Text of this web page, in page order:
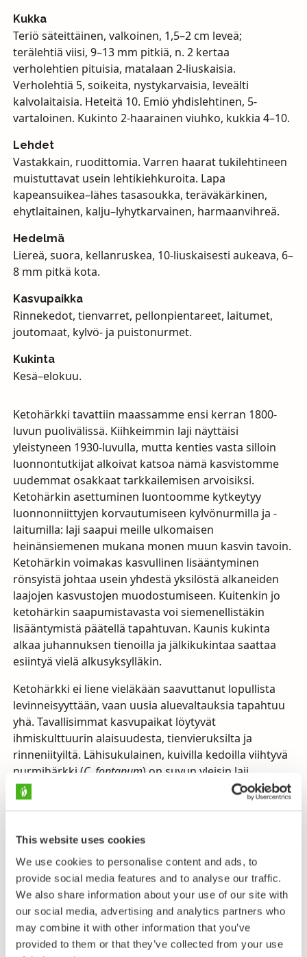
This website uses cookies
We use cookies to personalise content and ads, to
provide social media features and to analyse our traffic.
We also share information about your use of our site with
our social media, advertising and analytics partners who
may combine it with other information that you’ve
provided to them or that they’ve collected from your use
Kukka
Teriö säteittäinen, valkoinen, 1,5–2 cm leveä;
terälehtiä viisi, 9–13 mm pitkiä, n. 2 kertaa
verholehtien pituisia, matalaan 2-liuskaisia.
Verholehtiä 5, soikeita, nystykarvaisia, leveälti
kalvolaitaisia. Heteitä 10. Emiö yhdislehtinen, 5-
vartaloinen. Kukinto 2-haarainen viuhko, kukkia 4–10.
Lehdet
Vastakkain, ruodittomia. Varren haarat tukilehtineen
muistuttavat usein lehtikiehkuroita. Lapa
kapeansuikea–lähes tasasoukka, teräväkärkinen,
ehytlaitainen, kalju–lyhytkarvainen, harmaanvihreä.
Hedelmä
Liereä, suora, kellanruskea, 10-liuskaisesti aukeava, 6–
8 mm pitkä kota.
Kasvupaikka
Rinnekedot, tienvarret, pellonpientareet, laitumet,
joutomaat, kylvö- ja puistonurmet.
Kukinta
Kesä–elokuu.
Ketohärkki tavattiin maassamme ensi kerran 1800-
luvun puolivälissä. Kiihkeimmin laji näyttäisi
yleistyneen 1930-luvulla, mutta kenties vasta silloin
luonnontutkijat alkoivat katsoa nämä kasvistomme
uudemmat osakkaat tarkkailemisen arvoisiksi.
Ketohärkin asettuminen luontoomme kytkeytyy
luonnonniittyjen korvautumiseen kylvönurmilla ja -
laitumilla: laji saapui meille ulkomaisen
heinänsiemenen mukana monen muun kasvin tavoin.
Ketohärkin voimakas kasvullinen lisääntyminen
rönsyistä johtaa usein yhdestä yksilöstä alkaneiden
laajojen kasvustojen muodostumiseen. Kuitenkin jo
ketohärkin saapumistavasta voi siemenellistäkin
lisääntymistä päätellä tapahtuvan. Kaunis kukinta
alkaa juhannuksen tienoilla ja jälkikukintaa saattaa
esiintyä vielä alkusyksylläkin.
Ketohärkki ei liene vieläkään saavuttanut lopullista
levinneisyyttään, vaan uusia aluevaltauksia tapahtuu
yhä. Tavallisimmat kasvupaikat löytyvät
ihmiskulttuurin alaisuudesta, tienvieruksilta ja
rinneniityiltä. Lähisukulainen, kuivilla kedoilla viihtyvä
nurmihärkki (C. fontanum) on suvun yleisin laji
Suomessa, mutta ketohärkkiä selvästi
pienikukkaisempi ja lisäksi sen terälehdet ovat
ei ole vielä levinnyt. Siellä kasvava isokukkainen härkki
leveälehtisempi, mutta muuten varsin samantapainen
tunturihärkki (C. alpinum), joka on melko yleisesti
siirtynyt luonnonkasvupaikoiltaan pohjoisen
joutomaille ja pientareille.